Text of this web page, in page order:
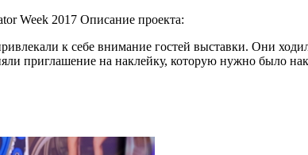
Week 2017 Описание проекта:
к себе внимание гостей выставки. Они
приглашение на наклейку, которую нужно было